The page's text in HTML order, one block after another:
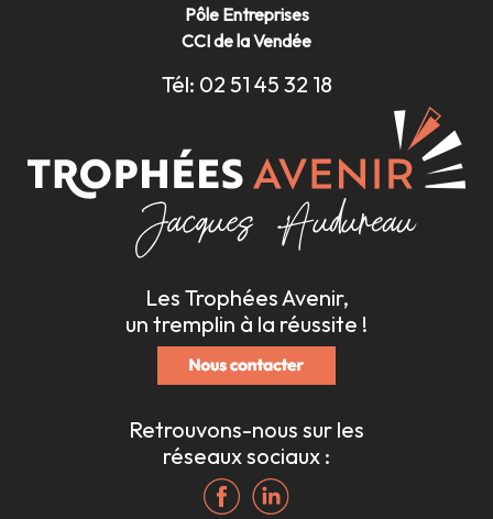
Pôle Entreprises
CCI de la Vendée
Tél: 02 51 45 32 18
Les Trophées Avenir,
un tremplin à la réussite !
Retrouvons-nous sur les
réseaux sociaux :